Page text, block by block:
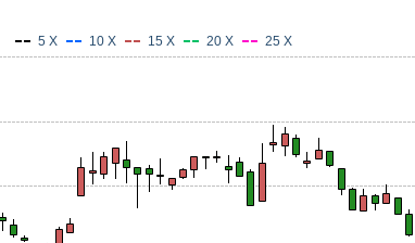
5 X 10 X 15 X 20 X 25 X